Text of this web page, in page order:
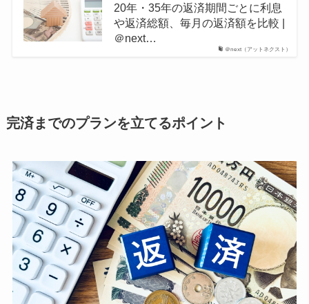
＠next（アットネクスト）
20年・35年の返済期間ごとに利息
や返済総額、毎月の返済額を比較 |
＠next…
完済までのプランを立てるポイント